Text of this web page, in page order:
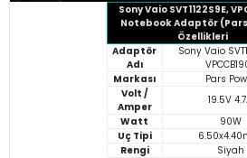
Sony Vaio SVT1122S9E,
Notebook Adaptör
Özellikleri
Adaptör
Adı
Sony Vaio
Markası
Pars
Volt /
Amper
19.5V
Watt
90W
Uç Tipi
Rengi
Siyah